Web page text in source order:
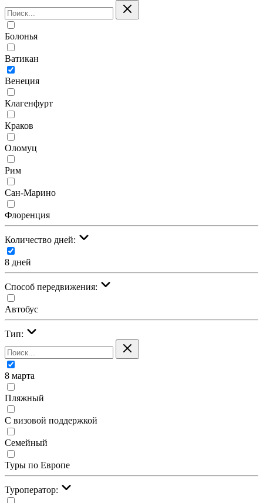
Болонья
Ватикан
Венеция
Клагенфурт
Краков
Оломуц
Рим
Сан-Марино
Флоренция
Количество дней:
8 дней
Cпособ передвижения:
Автобус
Тип:
8 марта
Пляжный
С визовой поддержкой
Семейный
Туры по Европе
Туроператор: